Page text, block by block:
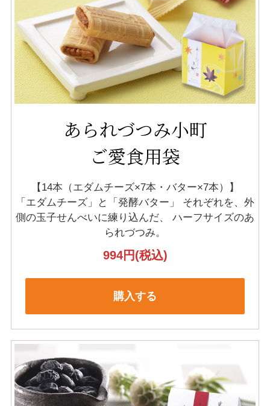
あられづつみ小町
ご愛食用袋
【14本（エダムチーズ×7本・バター×7本）】
「エダムチーズ」と「発酵バター」
それぞれを、外
側の玉子せんべいに練り込んだ、
ハーフサイズのあ
られづつみ。
994円(税込)
購入する